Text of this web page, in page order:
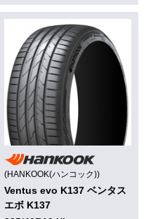
(HANKOOK(ハンコック))
Ventus evo K137 ベンタス
エボ K137